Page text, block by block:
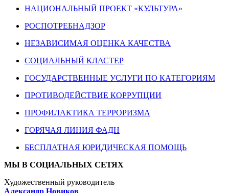
НАЦИОНАЛЬНЫЙ ПРОЕКТ «КУЛЬТУРА»
РОСПОТРЕБНАДЗОР
НЕЗАВИСИМАЯ ОЦЕНКА КАЧЕСТВА
СОЦИАЛЬНЫЙ КЛАСТЕР
ГОСУДАРСТВЕННЫЕ УСЛУГИ ПО КАТЕГОРИЯМ
ПРОТИВОДЕЙСТВИЕ КОРРУПЦИИ
ПРОФИЛАКТИКА ТЕРРОРИЗМА
ГОРЯЧАЯ ЛИНИЯ ФАДН
БЕСПЛАТНАЯ ЮРИДИЧЕСКАЯ ПОМОЩЬ
МЫ В СОЦИАЛЬНЫХ СЕТЯХ
Художественный руководитель